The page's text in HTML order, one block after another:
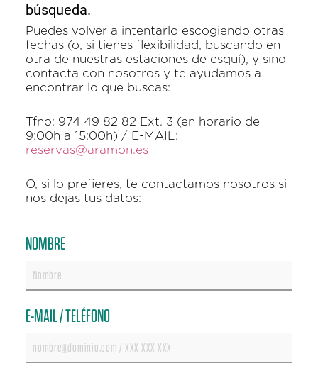
búsqueda.
Puedes volver a intentarlo escogiendo otras
fechas (o, si tienes flexibilidad, buscando en
otra de nuestras estaciones de esquí), y sino
contacta con nosotros y te ayudamos a
encontrar lo que buscas:
Tfno: 974 49 82 82 Ext. 3 (en horario de
9:00h a 15:00h) / E-MAIL:
reservas@aramon.es
O, si lo prefieres, te contactamos nosotros si
nos dejas tus datos:
NOMBRE
E-MAIL / TELÉFONO